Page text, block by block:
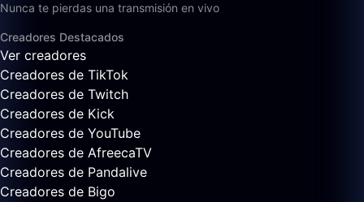
Nunca te pierdas una transmisión en vivo
Creadores Destacados
Ver creadores
Creadores de TikTok
Creadores de Twitch
Creadores de Kick
Creadores de YouTube
Creadores de AfreecaTV
Creadores de Pandalive
Creadores de Bigo